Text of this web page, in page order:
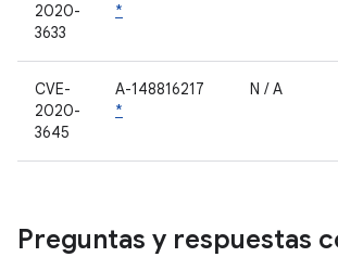
2020-
3633
*
CVE-
2020-
3645
A-148816217
*
N / A
Preguntas y respuestas